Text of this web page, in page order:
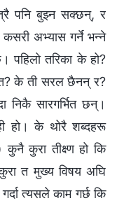
पनि बुझ्‍न सक्छन्, र
कसरी अभ्यास गर्ने भन्‍ने
पहिलो तरिका के हो?
त? के ती सरल छैनन् र?
निकै सारगर्भित छन्।
हो। के थोरै शब्‍दहरू
कुनै कुरा तीक्ष्ण हो कि
कुरा त मुख्य विषय अघि
त्यसले काम गर्छ कि